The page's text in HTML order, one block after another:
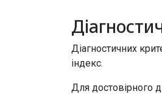
Діагностичних
індекс.
Для достовірного